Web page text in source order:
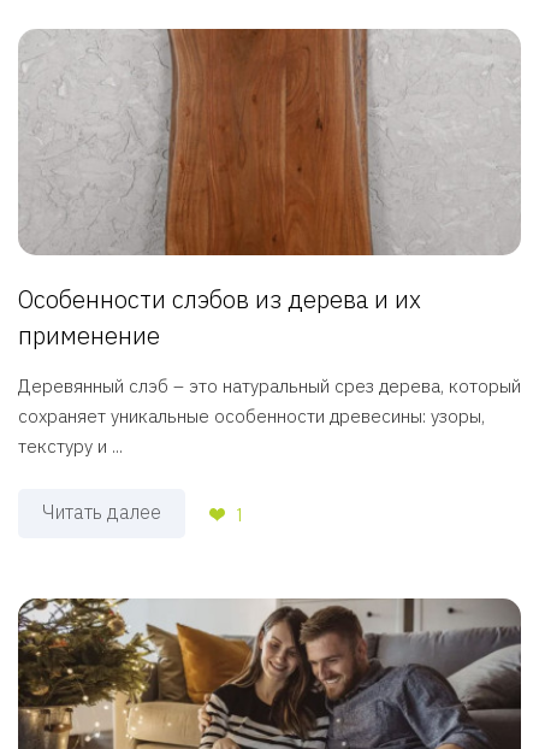
Особенности слэбов из дерева и их
применение
Деревянный слэб – это натуральный срез дерева, который
сохраняет уникальные особенности древесины: узоры,
текстуру и ...
Читать далее 1